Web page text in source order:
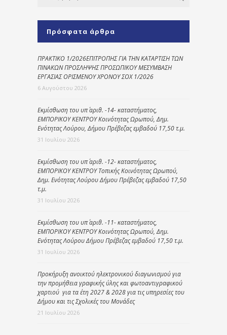
Πρόσφατα άρθρα
ΠΡΑΚΤΙΚΟ 1/2026ΕΠΙΤΡΟΠΗΣ ΓΙΑ ΤΗΝ ΚΑΤΑΡΤΙΣΗ ΤΩΝ
ΠΙΝΑΚΩΝ ΠΡΟΣΛΗΨΗΣ ΠΡΟΣΩΠΙΚΟΥ ΜΕΣΥΜΒΑΣΗ
ΕΡΓΑΣΙΑΣ ΟΡΙΣΜΕΝΟΥ ΧΡΟΝΟΥ ΣΟΧ 1/2026
6 Αυγούστου 2026
Εκμίσθωση του υπ΄ αριθ. -14- καταστήματος,
ΕΜΠΟΡΙΚΟΥ ΚΕΝΤΡΟΥ Κοινότητας Ωρωπού, Δημ.
Ενότητας Λούρου, Δήμου Πρέβεζας εμβαδού 17,50 τ.μ.
31 Ιουλίου 2026
Εκμίσθωση του υπ΄ αριθ. -12- καταστήματος,
ΕΜΠΟΡΙΚΟΥ ΚΕΝΤΡΟΥ Τοπικής Κοινότητας Ωρωπού,
Δημ. Ενότητας Λούρου Δήμου Πρέβεζας εμβαδού 17,50
τ.μ.
31 Ιουλίου 2026
Εκμίσθωση του υπ΄ αριθ. -11- καταστήματος,
ΕΜΠΟΡΙΚΟΥ ΚΕΝΤΡΟΥ Κοινότητας Ωρωπού, Δημ.
Ενότητας Λούρου Δήμου Πρέβεζας εμβαδού 17,50 τ.μ.
31 Ιουλίου 2026
Προκήρυξη ανοικτού ηλεκτρονικού διαγωνισμού για
την προμήθεια γραφικής ύλης και φωτοαντιγραφικού
χαρτιού για τα έτη 2027 & 2028 για τις υπηρεσίες του
Δήμου και τις Σχολικές του Μονάδες
21 Ιουλίου 2026